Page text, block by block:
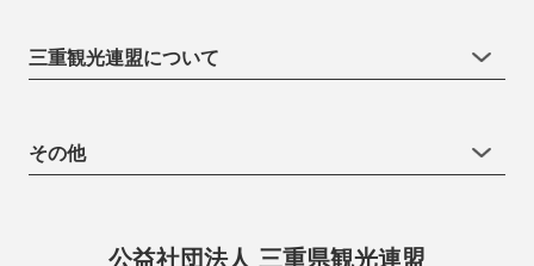
三重観光連盟について
その他
公益社団法人 三重県観光連盟